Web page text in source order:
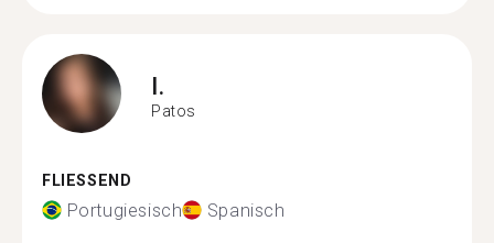
I.
Patos
FLIESSEND
Portugiesisch Spanisch